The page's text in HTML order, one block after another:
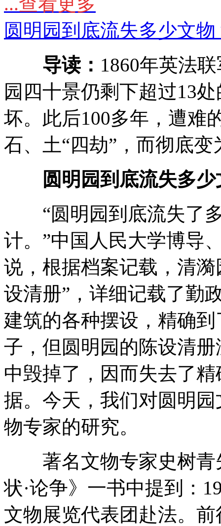
圆明园到底流失多少文
导读： 1860年英法
园四十景仍剩下超过13
坏。此后100多年，遭难
石、土“四劫”，而彻底变
圆明园到底流失多少
“圆明园到底流失了多
计。”中国人民大学博导
说，根据档案记载，清漪
设清册”，详细记载了勤
建筑的各种摆设，精确
子，但圆明园的陈设清
中毁掉了，因而失去了
据。今天，我们对圆明
物专家的研究。
著名文物专家史树青
状·论争》一书中提到：
文物展览代表团赴法。